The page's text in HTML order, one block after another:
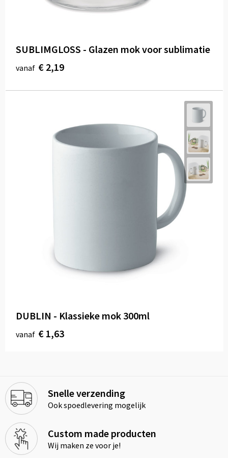
SUBLIMGLOSS - Glazen mok voor sublimatie
vanaf € 2,19
DUBLIN - Klassieke mok 300ml
vanaf € 1,63
Snelle verzending
Ook spoedlevering mogelijk
Custom made producten
Wij maken ze voor je!